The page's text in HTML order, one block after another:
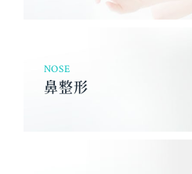
NOSE
鼻整形